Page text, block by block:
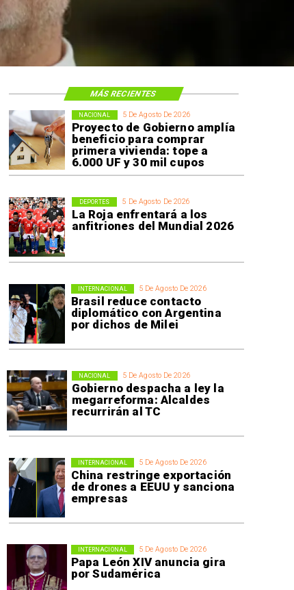
5 De Agosto De 2026
Proyecto de Gobierno amplía
beneficio para comprar
primera vivienda: tope a
6.000 UF y 30 mil cupos
NACIONAL
5 De Agosto De 2026
La Roja enfrentará a los
anfitriones del Mundial 2026
DEPORTES
5 De Agosto De 2026
Brasil reduce contacto
diplomático con Argentina
por dichos de Milei
INTERNACIONAL
5 De Agosto De 2026
Gobierno despacha a ley la
megarreforma: Alcaldes
recurrirán al TC
NACIONAL
5 De Agosto De 2026
China restringe exportación
de drones a EEUU y sanciona
empresas
INTERNACIONAL
5 De Agosto De 2026
Papa León XIV anuncia gira
por Sudamérica
INTERNACIONAL
MÁS RECIENTES